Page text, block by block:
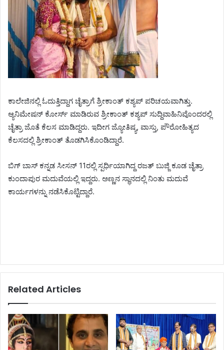
ಕಾಲೇಜಿನಲ್ಲಿ ಓದುತ್ತಿದ್ದಾಗ ಚೈತ್ರಾಗೆ ಶ್ರೀಕಾಂತ್ ಕಶ್ಯಪ್ ಪರಿಚಯವಾಗಿತ್ತು.
ಆ್ಯನಿಮೇಷನ್ ಕೋರ್ಸ್ ಮಾಡಿರುವ ಶ್ರೀಕಾಂತ್ ಕಶ್ಯಪ್ ಸುದ್ದಿವಾಹಿನಿವೊಂದರಲ್ಲಿ
ಚೈತ್ರಾ ಜೊತೆ ಕೆಲಸ ಮಾಡಿದ್ದರು. ಇದೀಗ ಜ್ಯೋತಿಷ್ಯ, ವಾಸ್ತು, ಪೌರೋಹಿತ್ಯದ
ಕೆಲಸದಲ್ಲಿ ಶ್ರೀಕಾಂತ್ ತೊಡಗಿಸಿಕೊಂಡಿದ್ದಾರೆ.
ಬಿಗ್ ಬಾಸ್ ಕನ್ನಡ ಸೀಸನ್ 11ರಲ್ಲಿ ಸ್ಪರ್ಧಿಯಾಗಿದ್ದ ರಜತ್ ಬುಜ್ಜಿ ಕೂಡ ಚೈತ್ರಾ
ಕುಂದಾಪುರ ಮದುವೆಯಲ್ಲಿ ಇದ್ದರು. ಅಣ್ಣನ ಸ್ಥಾನದಲ್ಲಿ ನಿಂತು ಮದುವೆ
ಕಾರ್ಯಗಳನ್ನು ನಡೆಸಿಕೊಟ್ಟಿದ್ದಾರೆ.
Related Articles